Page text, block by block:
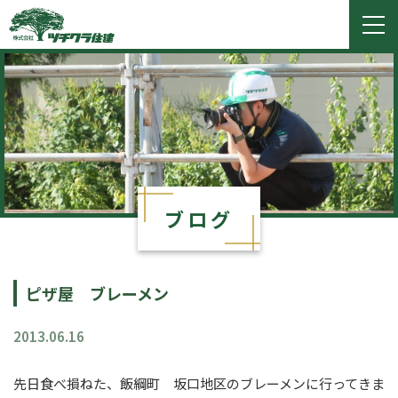
ブログ
ピザ屋 ブレーメン
2013.06.16
先日食べ損ねた、飯綱町 坂口地区のブレーメンに行ってきま